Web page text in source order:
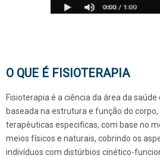
O QUE É FISIOTERAPIA
Fisioterapia é a ciência da área da
baseada na estrutura e função do
terapêuticas especificas, com base no
meios físicos e naturais, cobrindo os
indivíduos com distúrbios cinético-